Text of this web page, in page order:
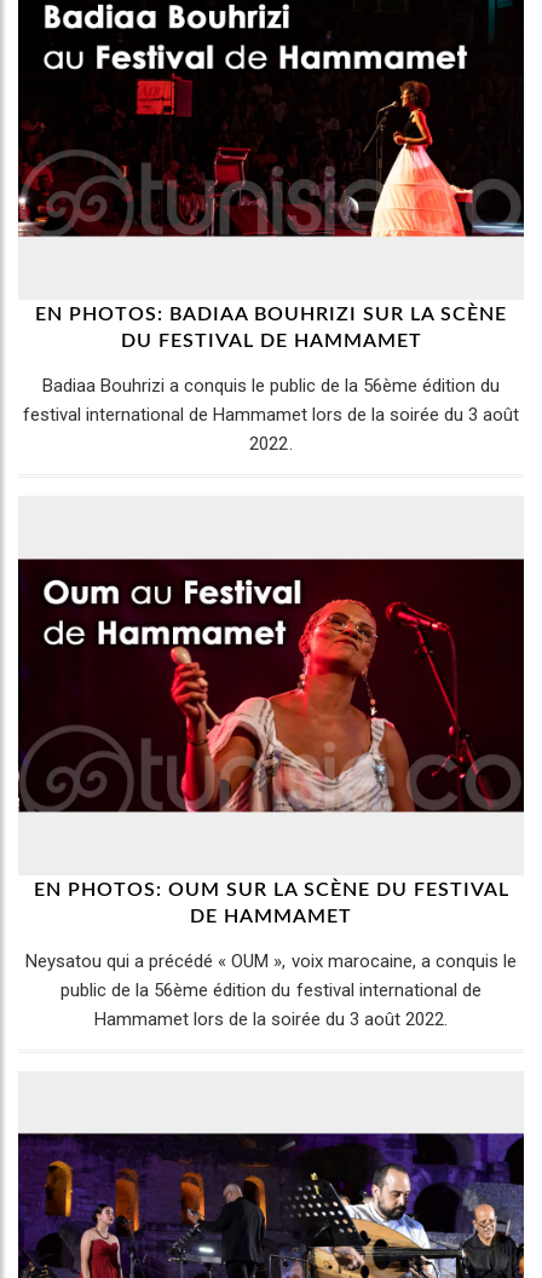
EN PHOTOS: BADIAA BOUHRIZI SUR LA SCÈNE
DU FESTIVAL DE HAMMAMET
Badiaa Bouhrizi a conquis le public de la 56ème édition du
festival international de Hammamet lors de la soirée du 3 août
2022.
EN PHOTOS: OUM SUR LA SCÈNE DU FESTIVAL
DE HAMMAMET
Neysatou qui a précédé « OUM », voix marocaine, a conquis le
public de la 56ème édition du festival international de
Hammamet lors de la soirée du 3 août 2022.